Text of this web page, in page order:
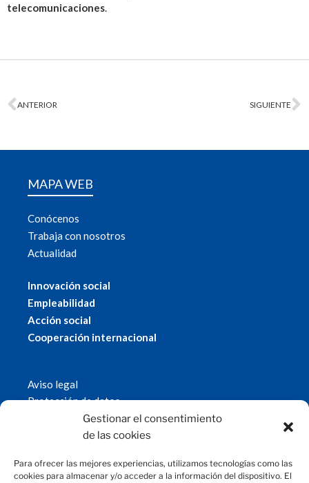
Gestionar el consentimiento
de las cookies
Para ofrecer las mejores experiencias, utilizamos tecnologías como las
cookies para almacenar y/o acceder a la información del dispositivo. El
telecomunicaciones.
ANTERIOR SIGUIENTE
MAPA WEB
Conócenos
Trabaja con nosotros
Actualidad
Innovación social
Empleabilidad
Acción social
Cooperación internacional
Aviso legal
Protección de datos
Política de cookies
© 2019 Fundación Magtel.